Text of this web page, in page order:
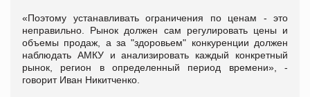
«Поэтому устанавливать ограничения по ценам - это
неправильно. Рынок должен сам регулировать цены и
объемы продаж, а за "здоровьем" конкуренции должен
наблюдать АМКУ и анализировать каждый конкретный
рынок, регион в определенный период времени», -
говорит Иван Никитченко.